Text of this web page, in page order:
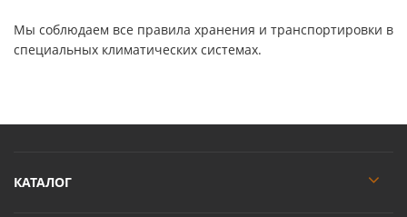
Мы соблюдаем все правила хранения и транспортировки в
специальных климатических системах.
КАТАЛОГ